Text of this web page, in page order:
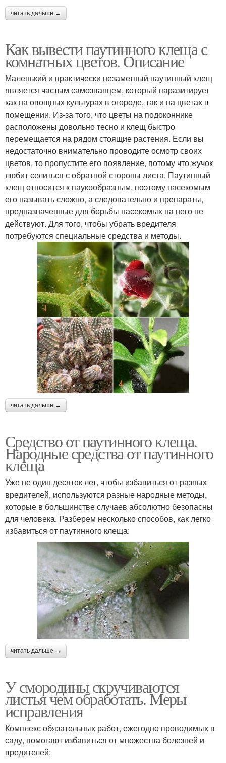
читать дальше →
Как вывести паутинного клеща с
комнатных цветов. Описание
Маленький и практически незаметный паутинный клещ
является частым самозванцем, который паразитирует
как на овощных культурах в огороде, так и на цветах в
помещении. Из-за того, что цветы на подоконнике
расположены довольно тесно и клещ быстро
перемещается на рядом стоящие растения. Если вы
недостаточно внимательно проводите осмотр своих
цветов, то пропустите его появление, потому что жучок
любит селиться с обратной стороны листа. Паутинный
клещ относится к паукообразным, поэтому насекомым
его называть сложно, а следовательно и препараты,
предназначенные для борьбы насекомых на него не
действуют. Для того, чтобы убрать вредителя
потребуются специальные средства и методы.
читать дальше →
Средство от паутинного клеща.
Народные средства от паутинного
клеща
Уже не один десяток лет, чтобы избавиться от разных
вредителей, используются разные народные методы,
которые в большинстве случаев абсолютно безопасны
для человека. Разберем несколько способов, как легко
избавиться от паутинного клеща:
читать дальше →
У смородины скручиваются
листья чем обработать. Меры
исправления
Комплекс обязательных работ, ежегодно проводимых в
саду, помогают избавиться от множества болезней и
вредителей: